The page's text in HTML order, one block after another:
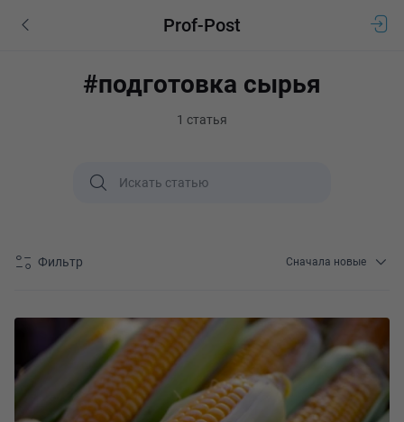
Prof-Post
#подготовка сырья
1 статья
Фильтр Сначала новые